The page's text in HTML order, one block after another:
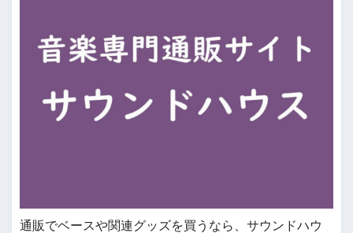
通販でベースや関連グッズを買うなら、サウンドハウ